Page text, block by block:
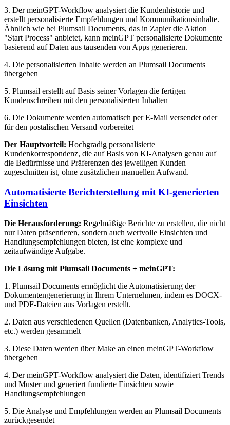
3. Der meinGPT-Workflow analysiert die Kundenhistorie und
erstellt personalisierte Empfehlungen und Kommunikationsinhalte.
Ähnlich wie bei Plumsail Documents, das in Zapier die Aktion
"Start Process" anbietet, kann meinGPT personalisierte Dokumente
basierend auf Daten aus tausenden von Apps generieren.
4. Die personalisierten Inhalte werden an Plumsail Documents
übergeben
5. Plumsail erstellt auf Basis seiner Vorlagen die fertigen
Kundenschreiben mit den personalisierten Inhalten
6. Die Dokumente werden automatisch per E-Mail versendet oder
für den postalischen Versand vorbereitet
Der Hauptvorteil: Hochgradig personalisierte
Kundenkorrespondenz, die auf Basis von KI-Analysen genau auf
die Bedürfnisse und Präferenzen des jeweiligen Kunden
zugeschnitten ist, ohne zusätzlichen manuellen Aufwand.
Automatisierte Berichterstellung mit KI-generierten
Einsichten
Die Herausforderung: Regelmäßige Berichte zu erstellen, die nicht
nur Daten präsentieren, sondern auch wertvolle Einsichten und
Handlungsempfehlungen bieten, ist eine komplexe und
zeitaufwändige Aufgabe.
Die Lösung mit Plumsail Documents + meinGPT:
1. Plumsail Documents ermöglicht die Automatisierung der
Dokumentengenerierung in Ihrem Unternehmen, indem es DOCX-
und PDF-Dateien aus Vorlagen erstellt.
2. Daten aus verschiedenen Quellen (Datenbanken, Analytics-Tools,
etc.) werden gesammelt
3. Diese Daten werden über Make an einen meinGPT-Workflow
übergeben
4. Der meinGPT-Workflow analysiert die Daten, identifiziert Trends
und Muster und generiert fundierte Einsichten sowie
Handlungsempfehlungen
5. Die Analyse und Empfehlungen werden an Plumsail Documents
zurückgesendet